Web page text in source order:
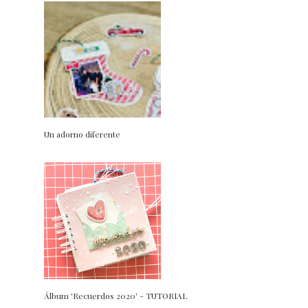
Un adorno diferente
Álbum 'Recuerdos 2020' - TUTORIAL